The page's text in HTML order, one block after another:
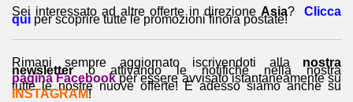
Sei interessato ad altre offerte in direzione Asia? Clicca
qui per scoprire tutte le promozioni finora postate!
Rimani sempre aggiornato iscrivendoti alla nostra
newslettero attivando le notifiche nella nostra
pagina Facebookper essere avvisato istantaneamente su
tutte le nostre nuove offerte! E adesso siamo anche su
INSTAGRAM!